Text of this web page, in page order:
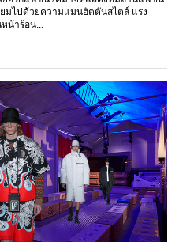
มไปด้วยความแมนฮัตตันสไตล์ แรง
าร้อน...